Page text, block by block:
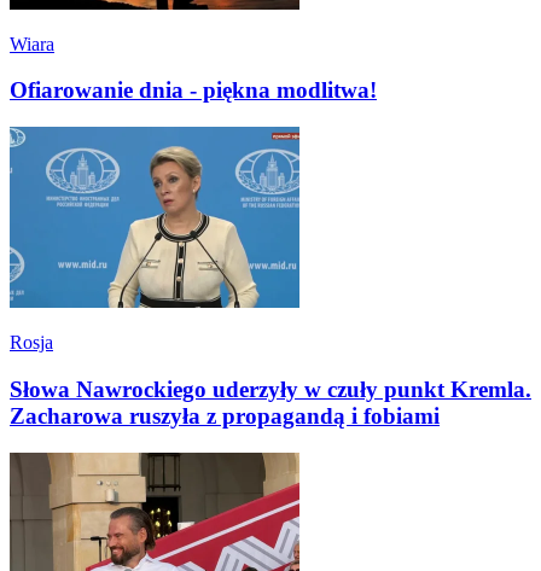
Wiara
Ofiarowanie dnia - piękna modlitwa!
Rosja
Słowa Nawrockiego uderzyły w czuły punkt Kremla.
Zacharowa ruszyła z propagandą i fobiami